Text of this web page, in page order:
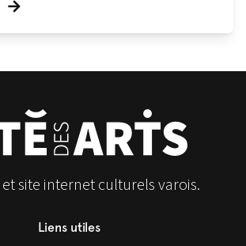
et site internet culturels varois.
Liens utiles